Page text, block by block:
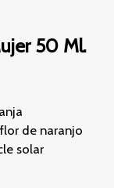
50 Ml.
de naranjo
solar